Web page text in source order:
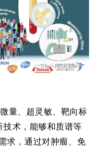
量、超灵敏、靶向标
术，能够和质谱等
求，通过对肿瘤、免